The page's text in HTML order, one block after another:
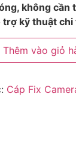
không cần
trợ kỹ thuật chi
Thêm vào giỏ
Cáp Fix